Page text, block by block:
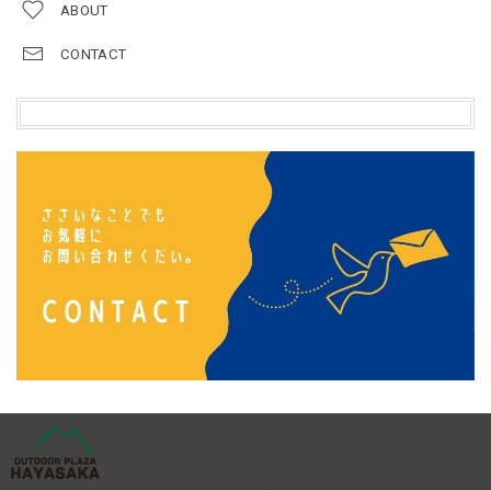
ABOUT
CONTACT